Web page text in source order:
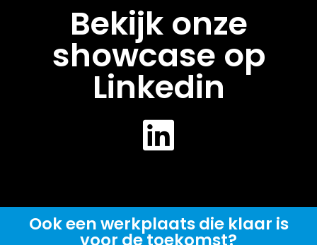
Bekijk onze
showcase op
Linkedin
Ook een werkplaats die klaar is
voor de toekomst?